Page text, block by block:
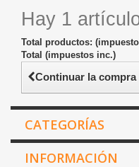
Hay 1
Total productos:
Total (impuestos inc.)
Continuar la compra
CATEGORÍAS
INFORMACIÓN